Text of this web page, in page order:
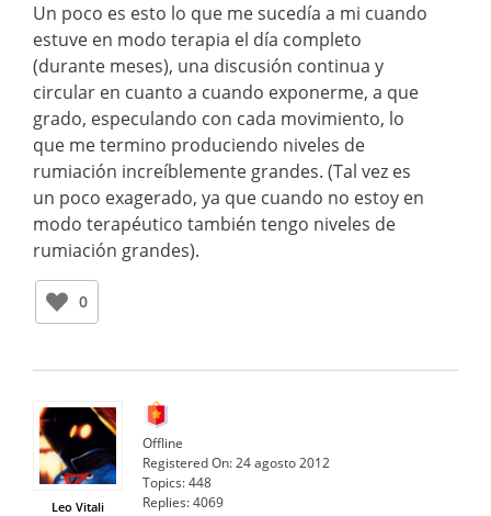
Un poco es esto lo que me sucedía a mi cuando
estuve en modo terapia el día completo
(durante meses), una discusión continua y
circular en cuanto a cuando exponerme, a que
grado, especulando con cada movimiento, lo
que me termino produciendo niveles de
rumiación increíblemente grandes. (Tal vez es
un poco exagerado, ya que cuando no estoy en
modo terapéutico también tengo niveles de
rumiación grandes).
0
Leo Vitali
Offline
Registered On:24 agosto 2012
Topics:448
Replies:4069